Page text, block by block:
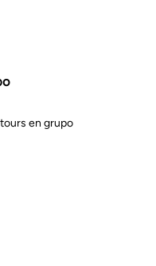
en grupo